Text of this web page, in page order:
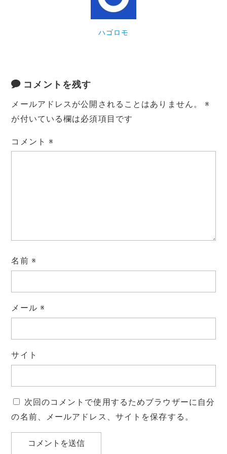
ハゴロモ
コメントを残す
メールアドレスが公開されることはありません。
※
が付いている欄は必須項目です
コメント※
名前 ※
メール ※
サイト
次回のコメントで使用するためブラウザーに自分
の名前、メールアドレス、サイトを保存する。